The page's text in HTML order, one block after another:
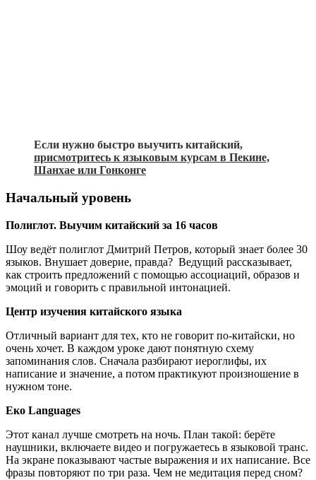
Если нужно быстро выучить китайский,
присмотритесь к языковым курсам в Пекине,
Шанхае или Гонконге
Начальный уровень
Полиглот. Выучим китайский за 16 часов
Шоу ведёт полиглот Дмитрий Петров, который знает более 30
языков. Внушает доверие, правда? Ведущий рассказывает,
как строить предложений с помощью ассоциаций, образов и
эмоций и говорить с правильной интонацией.
Центр изучения китайского языка
Отличный вариант для тех, кто не говорит по-китайски, но
очень хочет. В каждом уроке дают понятную схему
запоминания слов. Сначала разбирают иероглифы, их
написание и значение, а потом практикуют произношение в
нужном тоне.
Еко Languages
Этот канал лучше смотреть на ночь. План такой: берёте
наушники, включаете видео и погружаетесь в языковой транс.
На экране показывают частые выражения и их написание. Все
фразы повторяют по три раза. Чем не медитация перед сном?